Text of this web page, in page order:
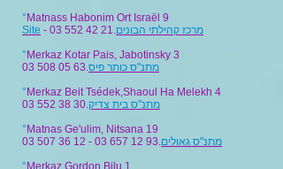
° Matnass Habonim Ort Israël 9
Site - 03 552 42 21.מרכז קהילתי הבונים
° Merkaz Kotar Pais, Jabotinsky 3
03 508 05 63.מתנ"ס כותר פיס
° Merkaz Beit Tsédek,Shaoul Ha Melekh 4
03 552 38 30.מתנ"ס בית צדיק
° Matnas Ge'ulim, Nitsana 19
03 507 36 12 - 03 657 12 93.מתנ"ס גאולים
° Merkaz Gordon,Bilu 1